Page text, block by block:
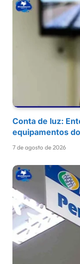
Conta de luz:
equipamentos
7 de agosto de 2026